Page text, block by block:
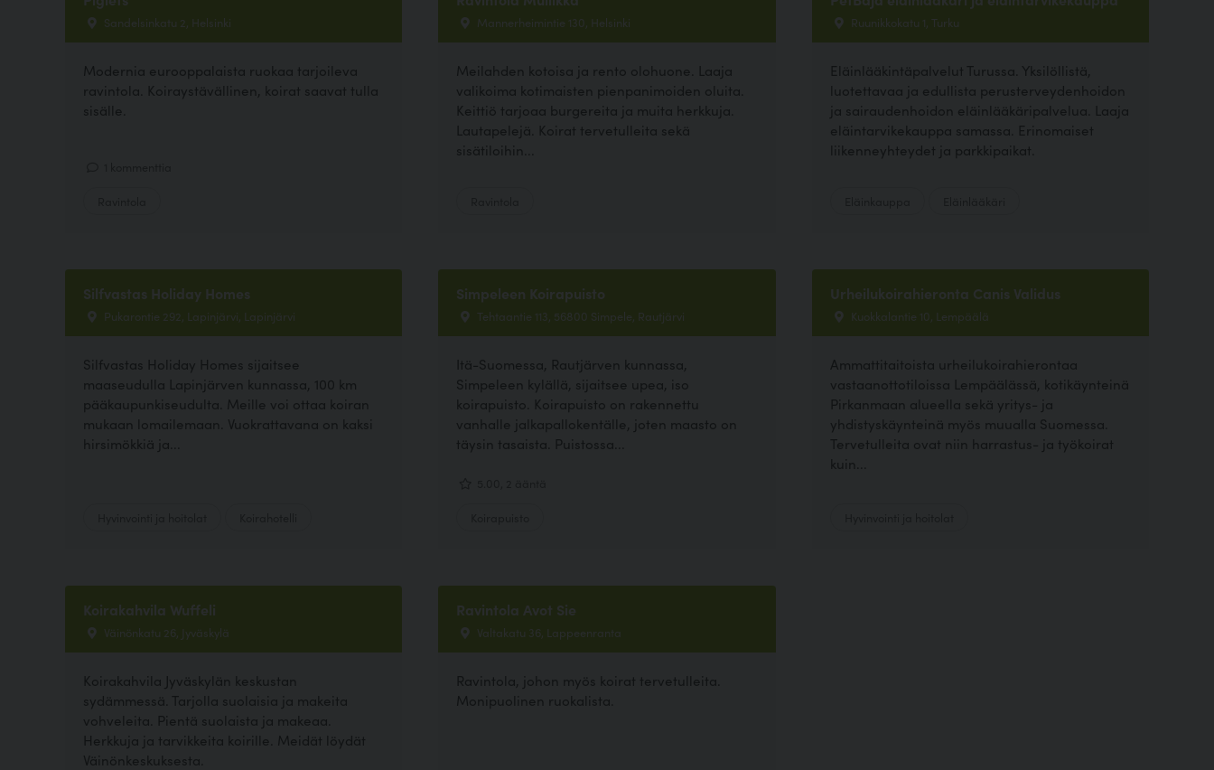
Sandelsinkatu 2, Helsinki
Modernia eurooppalaista ruokaa tarjoileva
ravintola. Koiraystävällinen, koirat saavat tulla
sisälle.
Mannerheimintie 130, Helsinki
Meilahden kotoisa ja rento olohuone. Laaja
valikoima kotimaisten pienpanimoiden oluita.
Keittiö tarjoaa burgereita ja muita herkkuja.
Lautapelejä. Koirat tervetulleita sekä
sisätiloihin...
Ruunikkokatu 1, Turku
Eläinlääkintäpalvelut Turussa. Yksilöllistä,
luotettavaa ja edullista perusterveydenhoidon
ja sairaudenhoidon eläinlääkäripalvelua. Laaja
eläintarvikekauppa samassa. Erinomaiset
liikenneyhteydet ja parkkipaikat.
Silfvastas Holiday Homes
Pukarontie 292, Lapinjärvi, Lapinjärvi
Silfvastas Holiday Homes sijaitsee
maaseudulla Lapinjärven kunnassa, 100 km
pääkaupunkiseudulta. Meille voi ottaa koiran
mukaan lomailemaan. Vuokrattavana on kaksi
hirsimökkiä ja...
Simpeleen Koirapuisto
Tehtaantie 113, 56800 Simpele, Rautjärvi
Itä-Suomessa, Rautjärven kunnassa,
Simpeleen kylällä, sijaitsee upea, iso
koirapuisto. Koirapuisto on rakennettu
vanhalle jalkapallokentälle, joten maasto on
täysin tasaista. Puistossa...
Urheilukoirahieronta Canis Validus
Kuokkalantie 10, Lempäälä
Ammattitaitoista urheilukoirahierontaa
vastaanottotiloissa Lempäälässä, kotikäynteinä
Pirkanmaan alueella sekä yritys- ja
yhdistyskäynteinä myös muualla Suomessa.
Tervetulleita ovat niin harrastus- ja työkoirat
kuin...
Koirakahvila Wuffeli
Väinönkatu 26, Jyväskylä
Koirakahvila Jyväskylän keskustan
sydämmessä. Tarjolla suolaisia ja makeita
vohveleita. Pientä suolaista ja makeaa.
Herkkuja ja tarvikkeita koirille. Meidät löydät
Väinönkeskuksesta.
Ravintola Avot Sie
Valtakatu 36, Lappeenranta
Ravintola, johon myös koirat tervetulleita.
Monipuolinen ruokalista.